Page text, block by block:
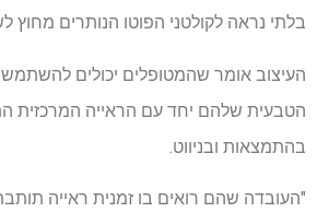
בלתי נראה לקולטני הפוטו הנותרים
העיצוב אומר שהמטופלים יכולים
הטבעית שלהם יחד עם הראייה המרכזית
בהתמצאות ובניווט.
"העובדה שהם רואים בו זמנית ראייה